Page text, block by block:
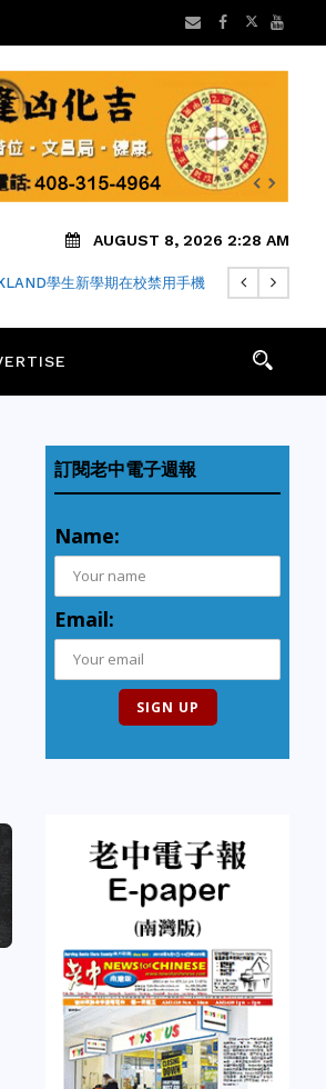
AUGUST 8, 2026 2:28 AM
瀏覽器隱私中繼仍可能洩露IP
訂閱老中電子週報
Name:
Email: